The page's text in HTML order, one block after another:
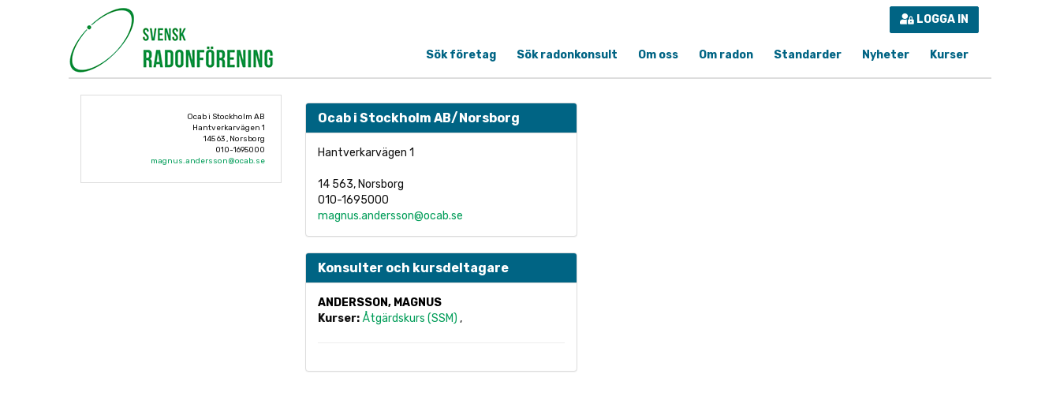
LOGGA IN
Sök företag Sök radonkonsult Om oss Om radon Standarder Nyheter Kurser
Ocab i Stockholm AB
Hantverkarvägen 1
145 63 , Norsborg
010-1695000
magnus.andersson@ocab.se
Ocab i Stockholm AB/Norsborg
Hantverkarvägen 1
14 563, Norsborg
010-1695000
magnus.andersson@ocab.se
Konsulter och kursdeltagare
ANDERSSON, MAGNUS
Kurser:Åtgärdskurs (SSM) ,